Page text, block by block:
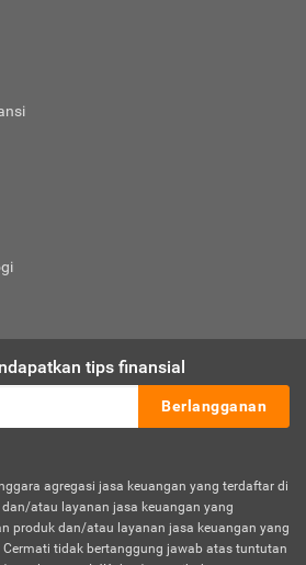
tips finansial
Berlangganan
agregasi jasa keuangan yang terdaftar di
dan/atau layanan jasa keuangan yang
produk dan/atau layanan jasa keuangan yang
tidak bertanggung jawab atas tuntutan